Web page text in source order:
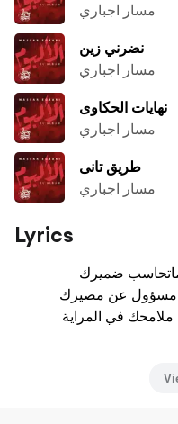
مسار اجباري
نضرني زين
مسار اجباري
نهايات الحكاوى
مسار اجباري
طريق تانى
مسار اجباري
Lyrics
ضميرك
مسؤول عن مصيرك
في المراية